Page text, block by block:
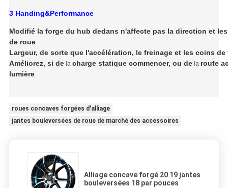
3 Handing&Performance
Modifié la forge du hub dedans n'affecte pas la direction et
de roue
Largeur, de sorte que l'accélération, le freinage et les coins
Améliorez, si dela charge statique commencer, ou dela route
lumière
roues concaves forgées d'alliage
jantes bouleversées de roue de marché des accessoires
Alliage concave forgé 20 19 jantes
bouleversées 18 par pouces